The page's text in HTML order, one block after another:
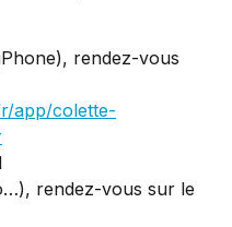
rendez-vous
app/colette-
rendez-vous sur le